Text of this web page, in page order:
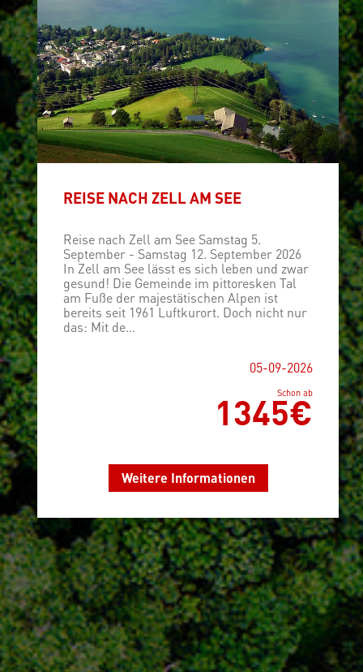
REISE NACH ZELL AM SEE
Reise nach Zell am See Samstag 5.
September - Samstag 12. September 2026
In Zell am See lässt es sich leben und zwar
gesund! Die Gemeinde im pittoresken Tal
am Fuße der majestätischen Alpen ist
bereits seit 1961 Luftkurort. Doch nicht nur
das: Mit de…
05-09-2026
Schon ab
1345€
Weitere Informationen